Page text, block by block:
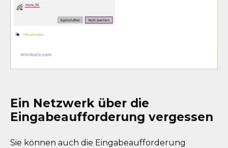
Ein Netzwerk über die
Eingabeaufforderung vergessen
Sie können auch die Eingabeaufforderung